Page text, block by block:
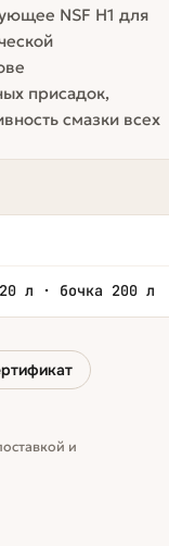
NSF H1 для
присадок,
смазки всех
л · бочка 200 л
и